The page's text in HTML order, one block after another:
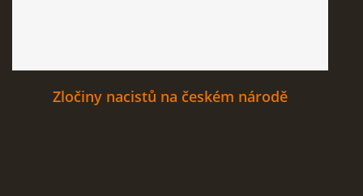
Zločiny nacistů na českém národě